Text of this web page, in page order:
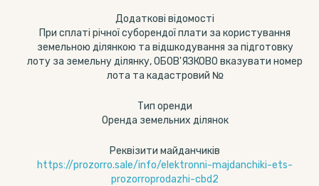
Додаткові відомості
При сплаті річної суборендої плати за користування
земельною ділянкою та відшкодування за підготовку
лоту за земельну ділянку, ОБОВ'ЯЗКОВО вказувати номер
лота та кадастровий №
Тип оренди
Оренда земельних ділянок
Реквізити майданчиків
https://prozorro.sale/info/elektronni-majdanchiki-ets-
prozorroprodazhi-cbd2